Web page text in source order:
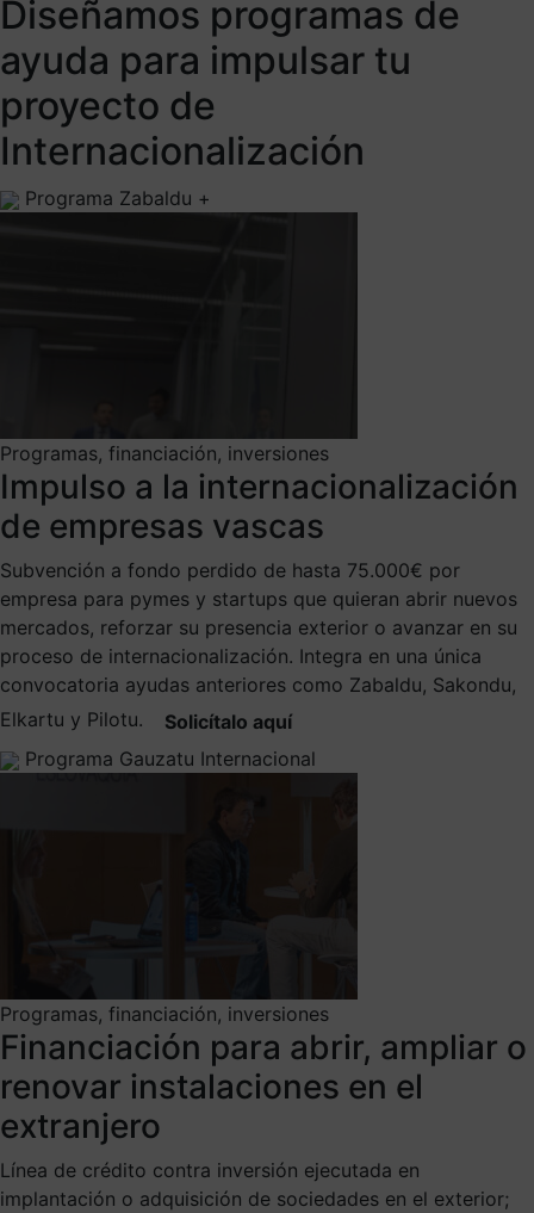
Diseñamos programas de
ayuda para impulsar tu
proyecto de
Internacionalización
Programa Zabaldu +
Programas, financiación, inversiones
Impulso a la internacionalización
de empresas vascas
Subvención a fondo perdido de hasta 75.000€ por
empresa para pymes y startups que quieran abrir nuevos
mercados, reforzar su presencia exterior o avanzar en su
proceso de internacionalización. Integra en una única
convocatoria ayudas anteriores como Zabaldu, Sakondu,
Elkartu y Pilotu.
Solicítalo aquí
Programa Gauzatu Internacional
Programas, financiación, inversiones
Financiación para abrir, ampliar o
renovar instalaciones en el
extranjero
Línea de crédito contra inversión ejecutada en
implantación o adquisición de sociedades en el exterior;